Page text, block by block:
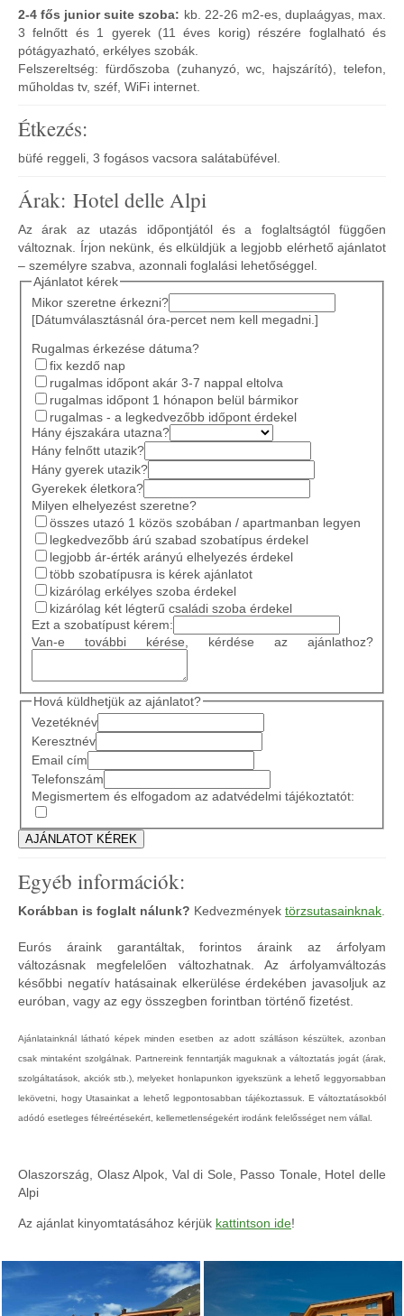
2-4 fős junior suite szoba: kb. 22-26 m2-es, duplaágyas, max.
3 felnőtt és 1 gyerek (11 éves korig) részére foglalható és
pótágyazható, erkélyes szobák.
Felszereltség: fürdőszoba (zuhanyzó, wc, hajszárító), telefon,
műholdas tv, széf, WiFi internet.
Étkezés:
büfé reggeli, 3 fogásos vacsora salátabüfével.
Árak: Hotel delle Alpi
Az árak az utazás időpontjától és a foglaltságtól függően
változnak. Írjon nekünk, és elküldjük a legjobb elérhető ajánlatot
– személyre szabva, azonnali foglalási lehetőséggel.
Ajánlatot kérek
Mikor szeretne érkezni?
[Dátumválasztásnál óra-percet nem kell megadni.]
Rugalmas érkezése dátuma?
fix kezdő nap
rugalmas időpont akár 3-7 nappal eltolva
rugalmas időpont 1 hónapon belül bármikor
rugalmas - a legkedvezőbb időpont érdekel
Hány éjszakára utazna?
Hány felnőtt utazik?
Hány gyerek utazik?
Gyerekek életkora?
Milyen elhelyezést szeretne?
összes utazó 1 közös szobában / apartmanban legyen
legkedvezőbb árú szabad szobatípus érdekel
legjobb ár-érték arányú elhelyezés érdekel
több szobatípusra is kérek ajánlatot
kizárólag erkélyes szoba érdekel
kizárólag két légterű családi szoba érdekel
Ezt a szobatípust kérem:
Van-e további kérése, kérdése az ajánlathoz?
Hová küldhetjük az ajánlatot?
Vezetéknév
Keresztnév
Email cím
Telefonszám
Megismertem és elfogadom az adatvédelmi tájékoztatót:
Egyéb információk:
Korábban is foglalt nálunk? Kedvezmények törzsutasainknak.
Eurós áraink garantáltak, forintos áraink az árfolyam
változásnak megfelelően változhatnak. Az árfolyamváltozás
későbbi negatív hatásainak elkerülése érdekében javasoljuk az
euróban, vagy az egy összegben forintban történő fizetést.
Ajánlatainknál látható képek minden esetben az adott szálláson készültek, azonban
csak mintaként szolgálnak. Partnereink fenntartják maguknak a változtatás jogát (árak,
szolgáltatások, akciók stb.), melyeket honlapunkon igyekszünk a lehető leggyorsabban
lekövetni, hogy Utasainkat a lehető legpontosabban tájékoztassuk. E változtatásokból
adódó esetleges félreértésekért, kellemetlenségekért irodánk felelősséget nem vállal.
Olaszország, Olasz Alpok, Val di Sole, Passo Tonale, Hotel delle
Alpi
Az ajánlat kinyomtatásához kérjük kattintson ide!